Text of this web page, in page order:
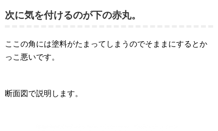
次に気を付けるのが下の赤丸。
ここの角には塗料がたまってしまうのでそままにするとか
っこ悪いです。
断面図で説明します。